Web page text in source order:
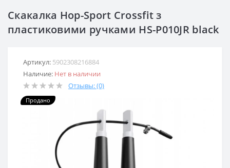
Скакалка Hop-Sport Crossfit з
пластиковими ручками HS-P010JR black
Артикул: 5902308216884
Наличие: Нет в наличии
Отзывы: (0)
Продано